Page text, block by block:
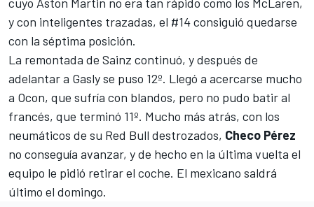
y con inteligentes trazadas, el #14 consiguió quedarse
con la séptima posición.
La remontada de Sainz continuó, y después de
adelantar a Gasly se puso 12º. Llegó a acercarse mucho
a Ocon, que sufría con blandos, pero no pudo batir al
francés, que terminó 11º. Mucho más atrás, con los
neumáticos de su Red Bull destrozados, Checo Pérez
no conseguía avanzar, y de hecho en la última vuelta el
equipo le pidió retirar el coche. El mexicano saldrá
último el domingo.